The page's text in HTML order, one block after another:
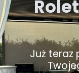
Już teraz